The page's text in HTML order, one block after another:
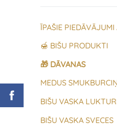
ĪPAŠIE PIEDĀVĀJUMI
🍯 BIŠU PRODUKTI
🎁 DĀVANAS
MEDUS
BIŠU VASKA
BIŠU VASKA SVECES